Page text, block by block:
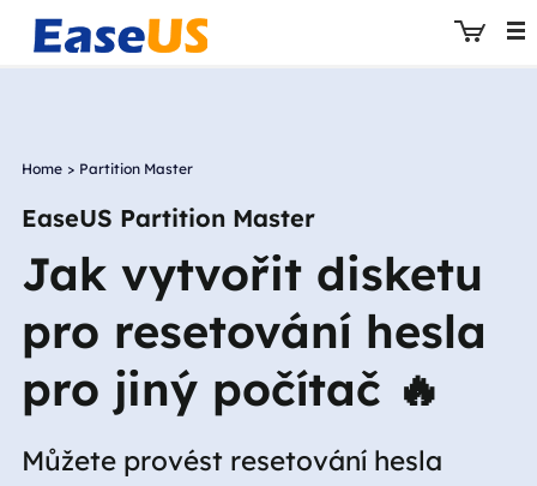
Home > Partition Master
EaseUS Partition Master
Jak vytvořit disketu
pro resetování hesla
pro jiný počítač 🔥
Můžete provést resetování hesla